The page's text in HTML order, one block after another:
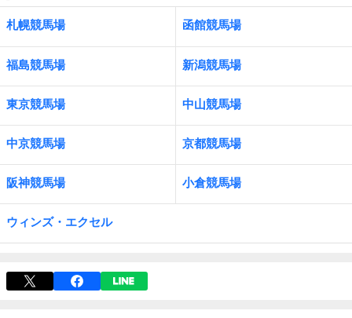
札幌競馬場 函館競馬場
福島競馬場 新潟競馬場
東京競馬場 中山競馬場
中京競馬場 京都競馬場
阪神競馬場 小倉競馬場
ウィンズ・エクセル